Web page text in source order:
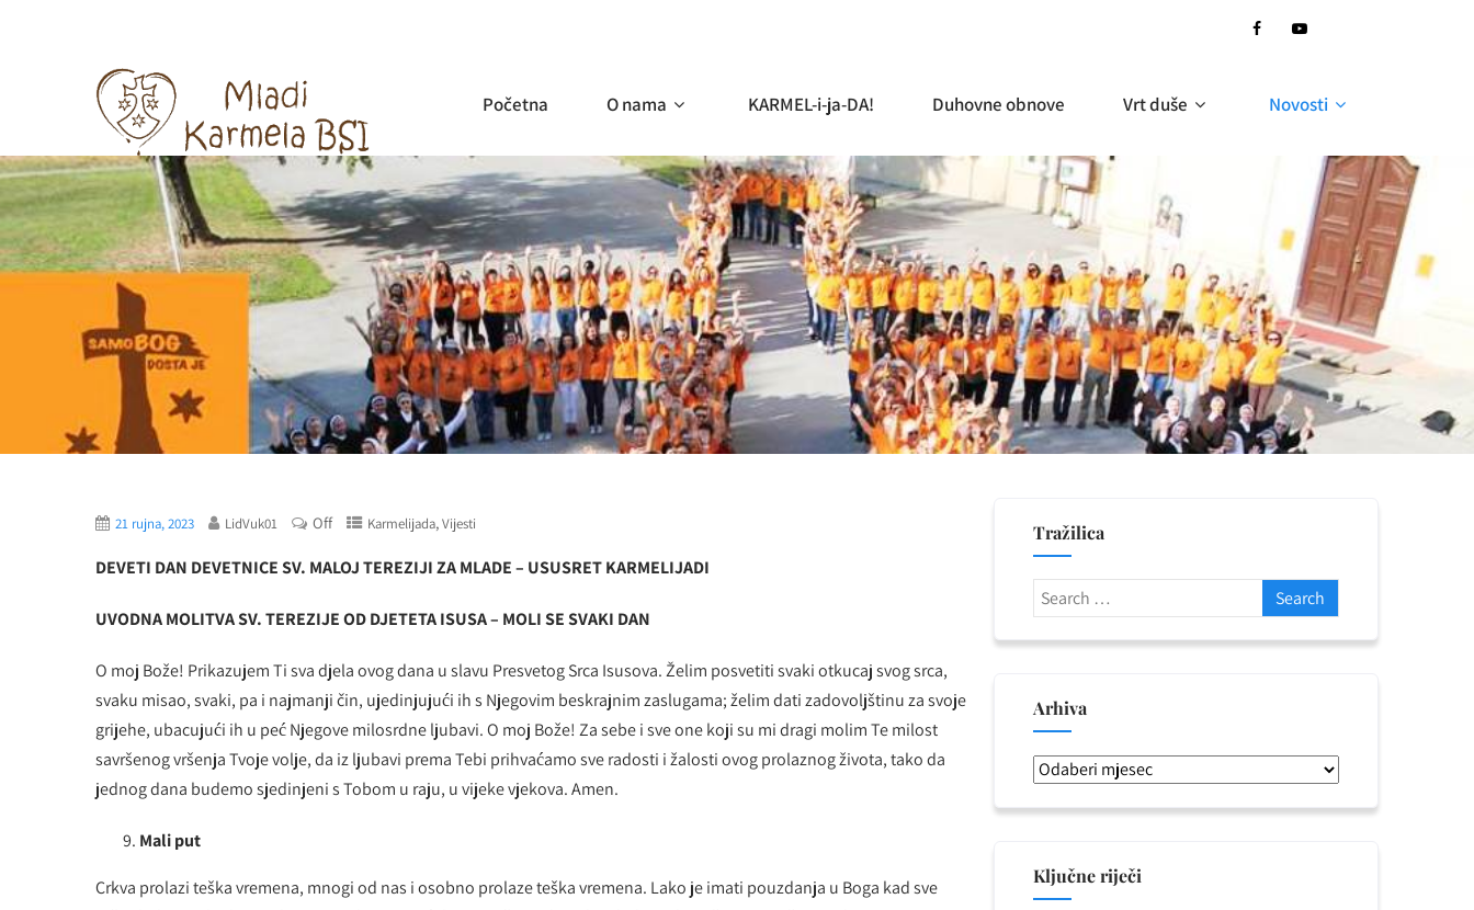
Početna O nama KARMEL-i-ja-DA! Duhovne obnove Vrt duše Novosti
21 rujna, 2023 LidVuk01 Off Karmelijada,Vijesti
DEVETI DAN DEVETNICE SV. MALOJ TEREZIJI ZA MLADE – USUSRET KARMELIJADI
UVODNA MOLITVA SV. TEREZIJE OD DJETETA ISUSA – MOLI SE SVAKI DAN
O moj Bože! Prikazujem Ti sva djela ovog dana u slavu Presvetog Srca Isusova. Želim posvetiti svaki otkucaj svog srca,
svaku misao, svaki, pa i najmanji čin, ujedinjujući ih s Njegovim beskrajnim zaslugama; želim dati zadovoljštinu za svoje
grijehe, ubacujući ih u peć Njegove milosrdne ljubavi. O moj Bože! Za sebe i sve one koji su mi dragi molim Te milost
savršenog vršenja Tvoje volje, da iz ljubavi prema Tebi prihvaćamo sve radosti i žalosti ovog prolaznog života, tako da
jednog dana budemo sjedinjeni s Tobom u raju, u vijeke vjekova. Amen.
Mali put
Crkva prolazi teška vremena, mnogi od nas i osobno prolaze teška vremena. Lako je imati pouzdanja u Boga kad sve
Tražilica
Arhiva
Arhiva
Ključne riječi